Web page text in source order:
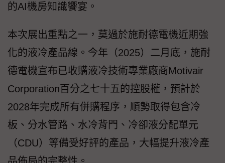
的AI機房知識饗宴。
本次展出重點之一，莫過於施耐德電機近期強
化的液冷產品線。今年（2025）二月底，施耐
德電機宣布已收購液冷技術專業廠商Motivair
Corporation百分之七十五的控股權，預計於
2028年完成所有併購程序，順勢取得包含冷
板、分水管路、水冷背門、冷卻液分配單元
（CDU）等備受好評的產品，大幅提升液冷產